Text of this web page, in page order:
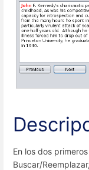
En los dos
Buscar/